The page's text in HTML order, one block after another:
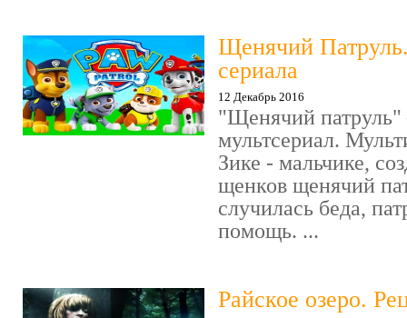
Щенячий
сериала
12 Декабрь 2016
"Щенячий патруль"
мультсериал.
Зике - мальчике,
щенков щенячий
случилась беда,
помощь. ...
Райское озеро.